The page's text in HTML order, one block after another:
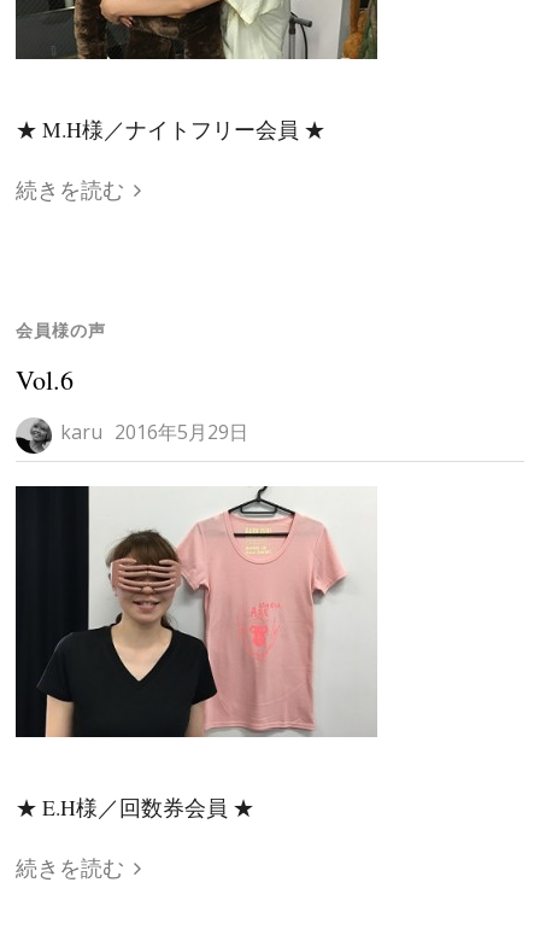
★ M.H様／ナイトフリー会員 ★
続きを読む
会員様の声
Vol.6
karu 2016年5月29日
★ E.H様／回数券会員 ★
続きを読む